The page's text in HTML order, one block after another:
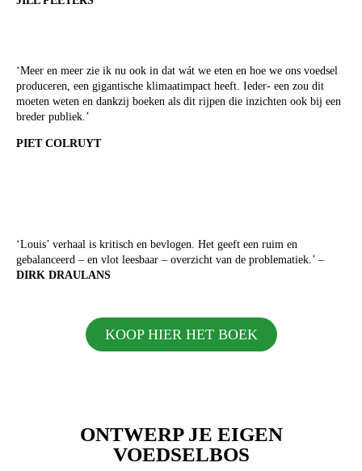
‘Meer en meer zie ik nu ook in dat wát we eten en hoe we ons voedsel
produceren, een gigantische klimaatimpact heeft. Ieder- een zou dit
moeten weten en dankzij boeken als dit rijpen die inzichten ook bij een
breder publiek.’
PIET COLRUYT
‘Louis’ verhaal is kritisch en bevlogen. Het geeft een ruim en
gebalanceerd – en vlot leesbaar – overzicht van de problematiek.’ –
DIRK DRAULANS
KOOP HIER HET BOEK
ONTWERP JE EIGEN
VOEDSELBOS